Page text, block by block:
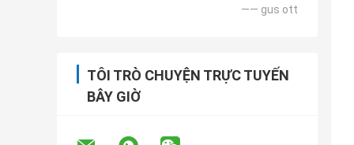
—— gus ott
TÔI TRÒ CHUYỆN TRỰC TUYẾN
BÂY GIỜ